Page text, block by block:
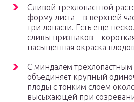
Сливой трехлопастной
форму листа – в верхней
три лопасти. Есть еще
сливы признаков –
насыщенная окраска
С миндалем трехлопастным
объединяет крупный
плоды с тонким слоем
высыхающей при